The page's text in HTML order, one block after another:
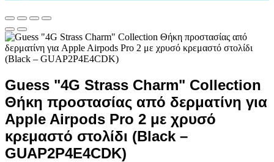
Guess "4G Strass Charm" Collection
Θήκη προστασίας από δερματίνη για
Apple Airpods Pro 2 με χρυσό
κρεμαστό στολίδι (Black –
GUAP2P4E4CDK)